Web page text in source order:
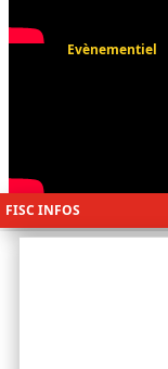
Evènementiel
FISC INFOS